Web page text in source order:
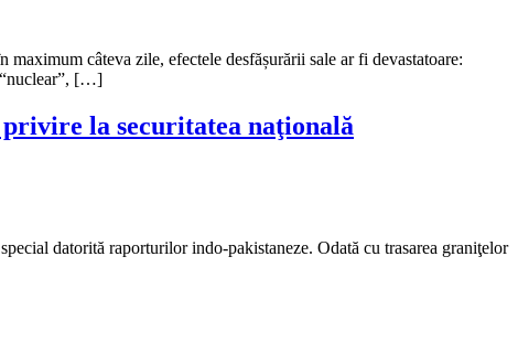
câteva zile, efectele desfășurării sale ar fi devastatoare:
“nuclear”, […]
privire la securitatea naţională
datorită raporturilor indo-pakistaneze. Odată cu trasarea graniţelor